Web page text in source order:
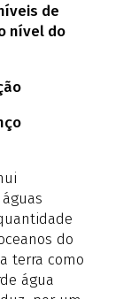
de
nível do
do
terra como
água